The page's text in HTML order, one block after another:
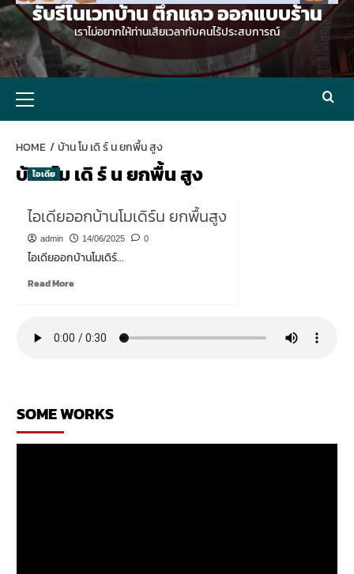
รับรีโนเวทบ้าน ตึกแถว ออกแบบร้าน
เราไม่อยากให้ท่านเสียเวลากับคนไร้ประสบการณ์
Menu
HOME บ้าน โม เดิ ร์ น ยกพื้น สูง
บ้าน โม เดิ ร์ น ยกพื้น สูง
ไอเดีย
ไอเดียออกบ้านโมเดิร์น ยกพื้นสูง
admin 14/06/2025 0
ไอเดียออกบ้านโมเดิร์...
Read MoreRead
เดีย
ยกพื้น
SOME WORKS